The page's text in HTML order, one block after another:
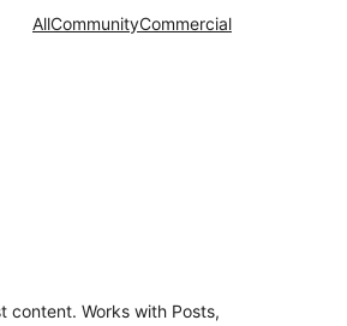
AllCommunityCommercial
content. Works with Posts,